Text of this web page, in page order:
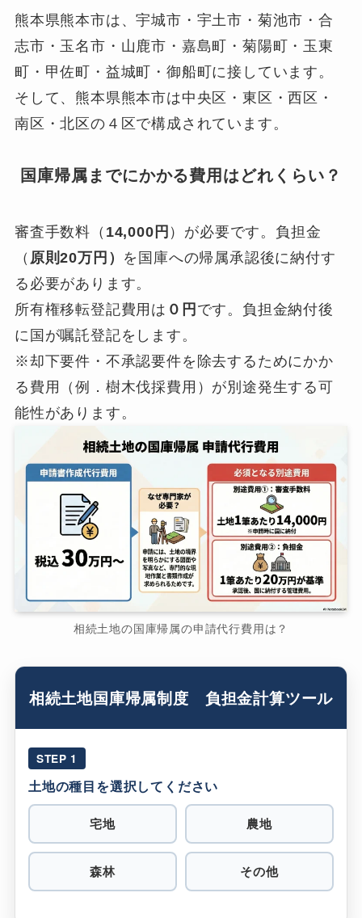
熊本県熊本市は、宇城市・宇土市・菊池市・合
志市・玉名市・山鹿市・嘉島町・菊陽町・玉東
町・甲佐町・益城町・御船町に接しています。
そして、熊本県熊本市は中央区・東区・西区・
南区・北区の４区で構成されています。
国庫帰属までにかかる費用はどれくらい？
審査手数料（ 14,000円 ）が必要です。負担金
（ 原則20万円） を国庫への帰属承認後に納付す
る必要があります。
所有権移転登記費用は ０円 です。負担金納付後
に国が嘱託登記をします。
※却下要件・不承認要件を除去するためにかか
る費用（例．樹木伐採費用）が別途発生する可
能性があります。
相続土地の国庫帰属の申請代行費用は？
相続土地国庫帰属制度 負担金計算ツール
STEP 1
土地の種目を選択してください
宅地 農地
森林 その他